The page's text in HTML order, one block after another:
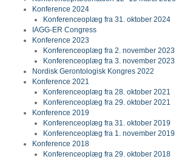
Konference 2024
Konferenceoplæg fra 31. oktober 2024
IAGG-ER Congress
Konference 2023
Konferenceoplæg fra 2. november 2023
Konferenceoplæg fra 3. november 2023
Nordisk Gerontologisk Kongres 2022
Konference 2021
Konferenceoplæg fra 28. oktober 2021
Konferenceoplæg fra 29. oktober 2021
Konference 2019
Konferenceoplæg fra 31. oktober 2019
Konferenceoplæg fra 1. november 2019
Konference 2018
Konferenceoplæg fra 29. oktober 2018